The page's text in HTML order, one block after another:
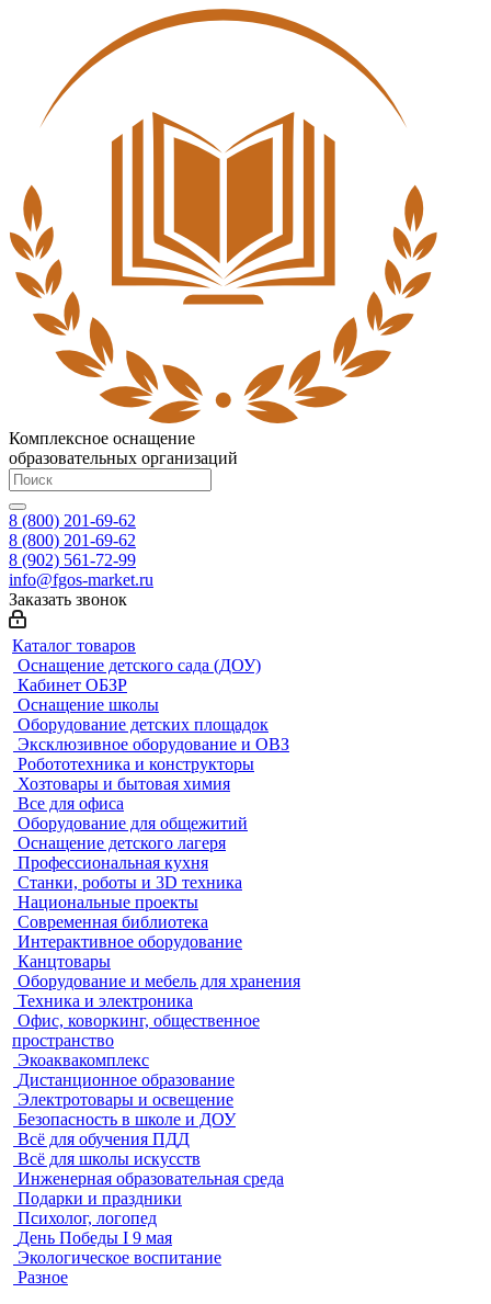
Комплексное оснащение
образовательных организаций
8 (800) 201-69-62
8 (800) 201-69-62
8 (902) 561-72-99
info@fgos-market.ru
Заказать звонок
Каталог товаров
Оснащение детского сада (ДОУ)
Кабинет ОБЗР
Оснащение школы
Оборудование детских площадок
Эксклюзивное оборудование и ОВЗ
Робототехника и конструкторы
Хозтовары и бытовая химия
Все для офиса
Оборудование для общежитий
Оснащение детского лагеря
Профессиональная кухня
Станки, роботы и 3D техника
Национальные проекты
Современная библиотека
Интерактивное оборудование
Канцтовары
Оборудование и мебель для хранения
Техника и электроника
Офис, коворкинг, общественное
пространство
Экоаквакомплекс
Дистанционное образование
Электротовары и освещение
Безопасность в школе и ДОУ
Всё для обучения ПДД
Всё для школы искусств
Инженерная образовательная среда
Подарки и праздники
Психолог, логопед
День Победы I 9 мая
Экологическое воспитание
Разное